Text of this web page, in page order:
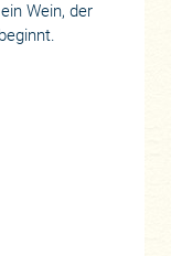
Wein, der